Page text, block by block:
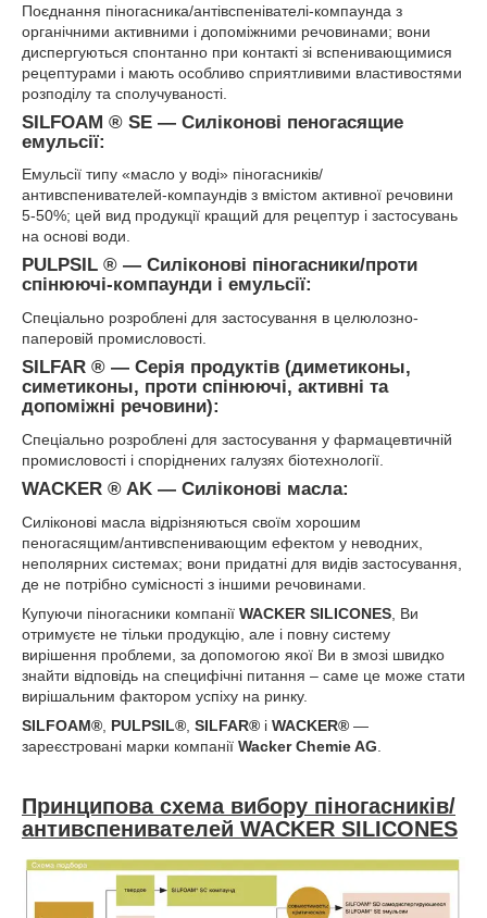
Поєднання піногасника/антівспенівателі-компаунда з
органічними активними і допоміжними речовинами; вони
диспергуються спонтанно при контакті зі вспенивающимися
рецептурами і мають особливо сприятливими властивостями
розподілу та сполучуваності.
SILFOAM ® SE ― Силіконові пеногасящие
емульсії:
Емульсії типу «масло у воді» піногасників/
антивспенивателей-компаундів з вмістом активної речовини
5-50%; цей вид продукції кращий для рецептур і застосувань
на основі води.
PULPSIL ® ― Силіконові піногасники/проти
спінюючі-компаунди і емульсії:
Спеціально розроблені для застосування в целюлозно-
паперовій промисловості.
SILFAR ® ― Серія продуктів (диметиконы,
симетиконы, проти спінюючі, активні та
допоміжні речовини):
Спеціально розроблені для застосування у фармацевтичній
промисловості і споріднених галузях біотехнології.
WACKER ® AK ― Силіконові масла:
Силіконові масла відрізняються своїм хорошим
пеногасящим/антивспенивающим ефектом у неводних,
неполярних системах; вони придатні для видів застосування,
де не потрібно сумісності з іншими речовинами.
Купуючи піногасники компанії WACKER SILICONES , Ви
отримуєте не тільки продукцію, але і повну систему
вирішення проблеми, за допомогою якої Ви в змозі швидко
знайти відповідь на специфічні питання – саме це може стати
вирішальним фактором успіху на ринку.
SILFOAM® PULPSIL® SILFAR® і WACKER® ―
зареєстровані марки компанії Wacker Chemie AG
Принципова схема вибору піногасників/
антивспенивателей WACKER SILICONES